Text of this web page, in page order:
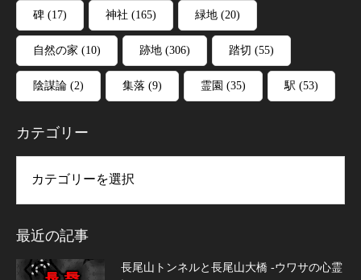
碑 (17) 神社 (165) 緑地 (20)
自然の家 (10) 跡地 (306) 踏切 (55)
陰謀論 (2) 集落 (9) 霊園 (35) 駅 (53)
カテゴリー
最近の記事
長尾山トンネルと長尾山大橋 -ウワサの心霊